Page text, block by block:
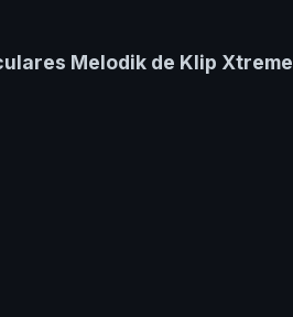
Melodik de Klip Xtreme